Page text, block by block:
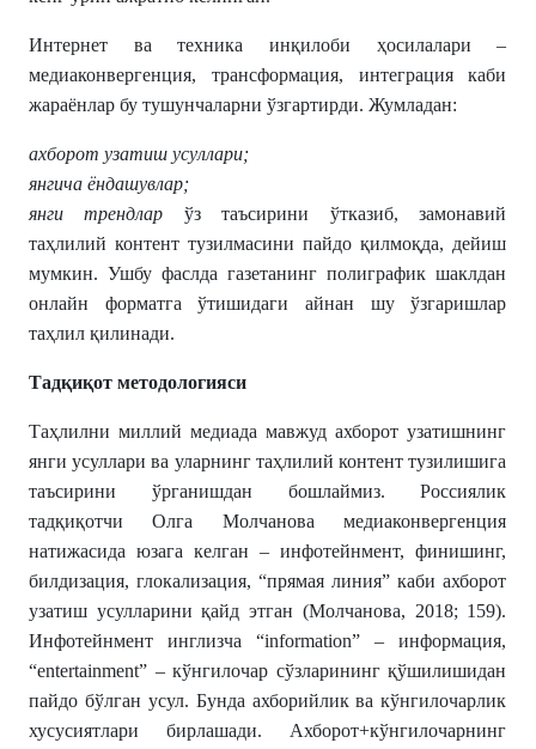
Интернет ва техника инқилоби ҳосилалари –
медиаконвергенция, трансформация, интеграция каби
жараёнлар бу тушунчаларни ўзгартирди. Жумладан:
ахборот узатиш усуллари;
янгича ёндашувлар;
янги трендлар ўз таъсирини ўтказиб, замонавий
таҳлилий контент тузилмасини пайдо қилмоқда, дейиш
мумкин. Ушбу фаслда газетанинг полиграфик шаклдан
онлайн форматга ўтишидаги айнан шу ўзгаришлар
таҳлил қилинади.
Тадқиқот методологияси
Таҳлилни миллий медиада мавжуд ахборот узатишнинг
янги усуллари ва уларнинг таҳлилий контент тузилишига
таъсирини ўрганишдан бошлаймиз. Россиялик
тадқиқотчи Олга Молчанова медиаконвергенция
натижасида юзага келган – инфотейнмент, финишинг,
билдизация, глокализация, “прямая линия” каби ахборот
узатиш усулларини қайд этган (Молчанова, 2018; 159).
Инфотейнмент инглизча “information” – информация,
“entertainment” – кўнгилочар сўзларининг қўшилишидан
пайдо бўлган усул. Бунда ахборийлик ва кўнгилочарлик
хусусиятлари бирлашади. Ахборот+кўнгилочарнинг